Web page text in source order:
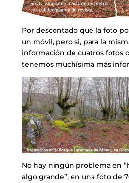
Por descontado que la foto
un móvil, pero si, para la
información de cuatros fotos
tenemos muchísima más
No hay ningún problema en
algo grande”, en una foto de